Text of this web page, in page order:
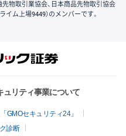
物取引業協会、日本商品先物取引協会
ム上場9449）のメンバーです。
ュリティ事業について
GMOセキュリティ24」
診断